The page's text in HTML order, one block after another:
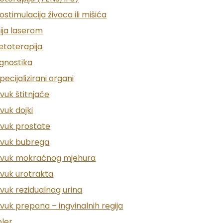
živaca ili mišića
laserom
organi
štitnjače
dojki
prostate
bubrega
mokraćnog mjehura
urotrakta
rezidualnog urina
prepona – ingvinalnih regija
obavitiKrioterapiju
Poliklinici Alabdulla
jasnih koraka:
terapiji
obiteljskoj povijesti kožnih bolesti